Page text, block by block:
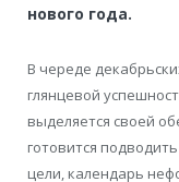
нового года.
В череде
глянцевой
выделяется своей
готовится
цели, календарь